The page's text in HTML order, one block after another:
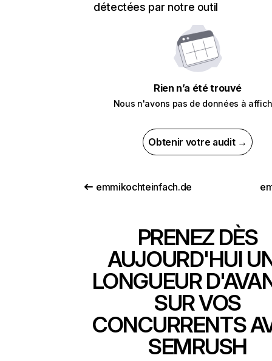
détectées par notre outil
Rien n’a été trouvé
Nous n'avons pas de données à
Obtenir votre audit →
emmikochteinfach.de
PRENEZ DÈS
AUJOURD'HUI
LONGUEUR
SUR VOS
CONCURRENTS
SEMRUSH